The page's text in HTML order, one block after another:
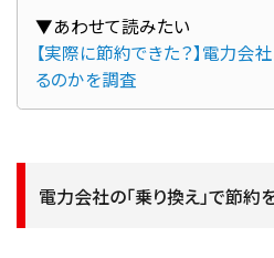
【実際に節約できた？】電力会
るのかを調査
電力会社の「乗り換え」で節